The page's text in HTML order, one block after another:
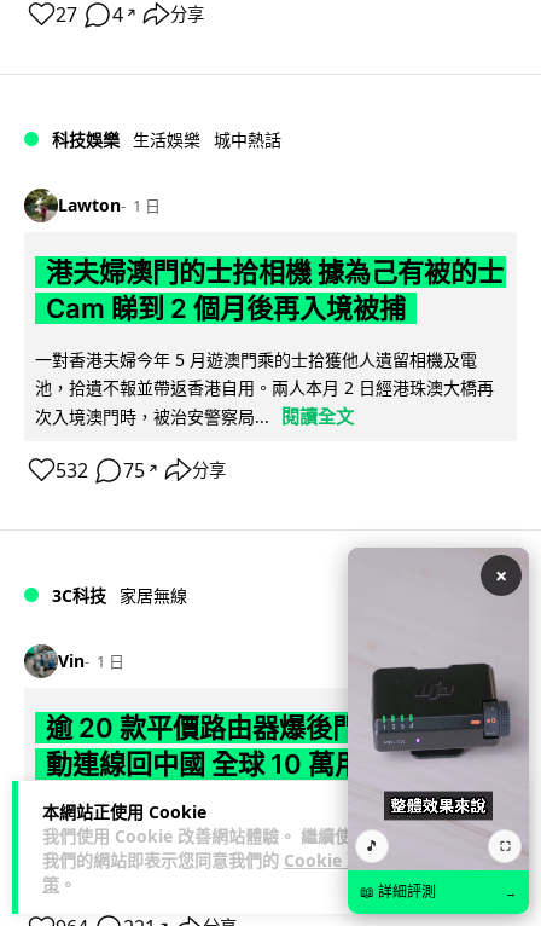
本網站正使用 Cookie
我們使用 Cookie 改善網站體驗。 繼續使用
我們的網站即表示您同意我們的 Cookie 政
策 。
27 4 ↗ 分享
科技娛樂 生活娛樂 城中熱話
Lawton 1 日
港夫婦澳門的士拾相機 據為己有被的士
Cam 睇到 2 個月後再入境被捕
一對香港夫婦今年 5 月遊澳門乘的士拾獲他人遺留相機及電
池，拾遺不報並帶返香港自用。兩人本月 2 日經港珠澳大橋再
次入境澳門時，被治安警察局...
閱讀全文
532 75 ↗ 分享
3C科技 家居無線
Vin 1 日
逾 20 款平價路由器爆後門 每 35 秒自
動連線回中國 全球 10 萬用家私隱堪憂
網絡安全公司 VulnCheck 揭發中國智博通電子（Zbtlink）生產
的 20 多款路由器內置後門程式「Endlessdoors」（無盡...
閱
讀全文
×
🎵 ⛶
📖 詳細評測 →